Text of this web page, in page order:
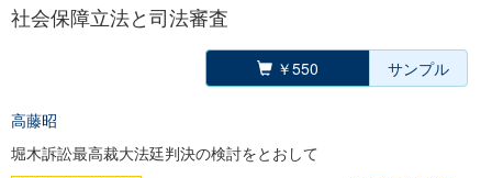
社会保障立法と司法審査
￥550 サンプル
高藤昭
堀木訴訟最高裁大法廷判決の検討をとおして